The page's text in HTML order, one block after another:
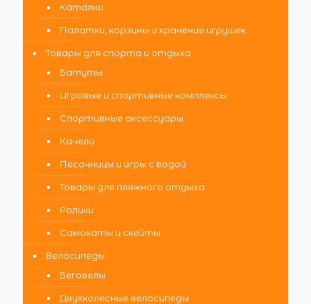
Каталки
Палатки, корзины и хранение игрушек
Товары для спорта и отдыха
Батуты
Игровые и спортивные комплексы
Спортивные аксессуары
Качели
Песочницы и игры с водой
Товары для пляжного отдыха
Ролики
Самокаты и скейты
Велосипеды
Беговелы
Двухколесные велосипеды